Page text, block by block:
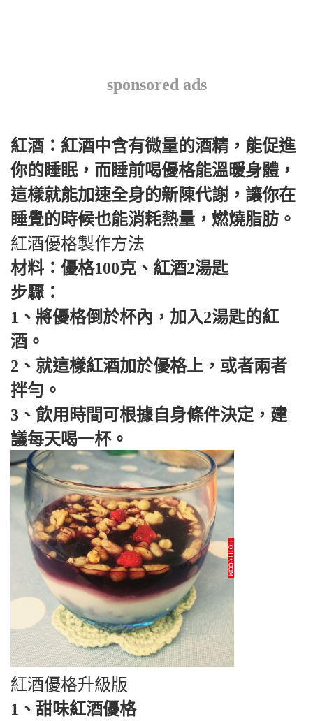
sponsored ads
紅酒：紅酒中含有微量的酒精，能促進
你的睡眠，而睡前喝優格能溫暖身體，
這樣就能加速全身的新陳代謝，讓你在
睡覺的時候也能消耗熱量，燃燒脂肪。
紅酒優格製作方法
材料：優格100克、紅酒2湯匙
步驟：
1、將優格倒於杯內，加入2湯匙的紅
酒。
2、就這樣紅酒加於優格上，或者兩者
拌勻。
3、飲用時間可根據自身條件決定，建
議每天喝一杯。
紅酒優格升級版
1、甜味紅酒優格